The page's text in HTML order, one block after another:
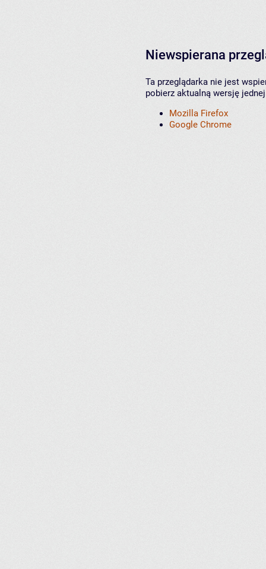
Niewspierana
Ta przeglądarka nie jest
pobierz aktualną wersję
Mozilla Firefox
Google Chrome